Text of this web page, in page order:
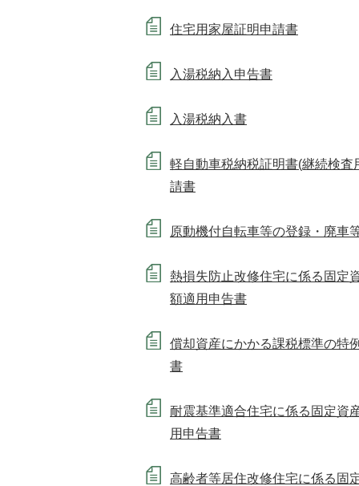
住宅用家屋証明申請書
入湯税納入申告書
入湯税納入書
軽自動車税納税証明書(継続検査
請書
原動機付自転車等の登録・廃車
熱損失防止改修住宅に係る固定
額適用申告書
償却資産にかかる課税標準の特
書
耐震基準適合住宅に係る固定資
用申告書
高齢者等居住改修住宅に係る固